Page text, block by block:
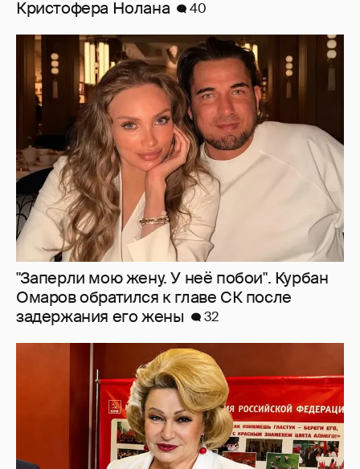
Кристофера Нолана
40
"Заперли мою жену. У неё побои". Курбан
Омаров обратился к главе СК после
задержания его жены
32